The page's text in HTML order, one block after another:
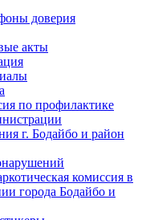
доверия
акты
по профилактике
г. Бодайбо и район
комиссия в
города Бодайбо и